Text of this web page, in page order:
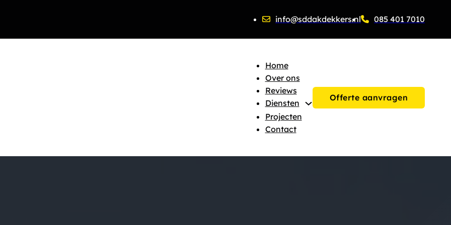
info@sddakdekkers.nl 085 401 7010
Home
Over ons
Reviews
Diensten
Projecten
Contact
Offerte aanvragen